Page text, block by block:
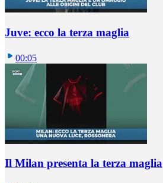
Juve: ecco la terza maglia
00:05
Il Milan presenta la terza maglia